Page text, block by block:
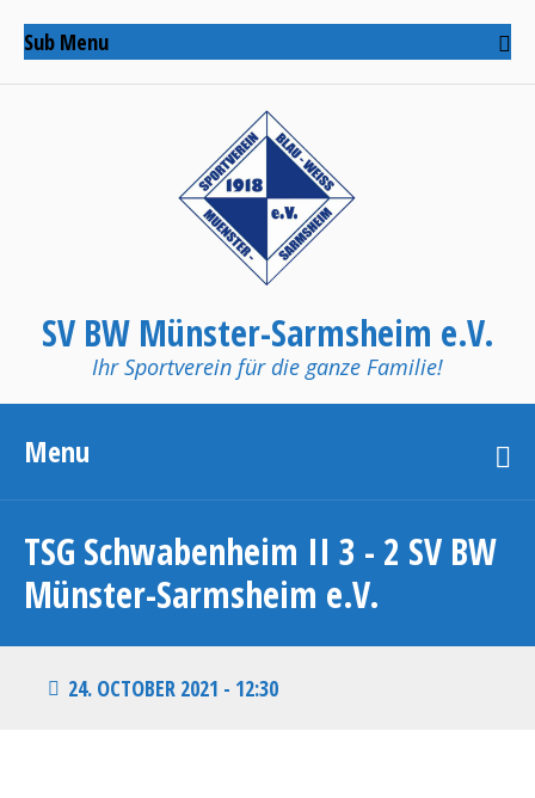
Sub Menu
SV BW Münster-Sarmsheim e.V.
Ihr Sportverein für die ganze Familie!
Menu
TSG Schwabenheim II 3 - 2 SV BW
Münster-Sarmsheim e.V.
24. OCTOBER 2021 - 12:30